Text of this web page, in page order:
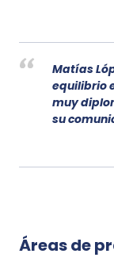
Matías
equilibrio
muy
su
Áreas de